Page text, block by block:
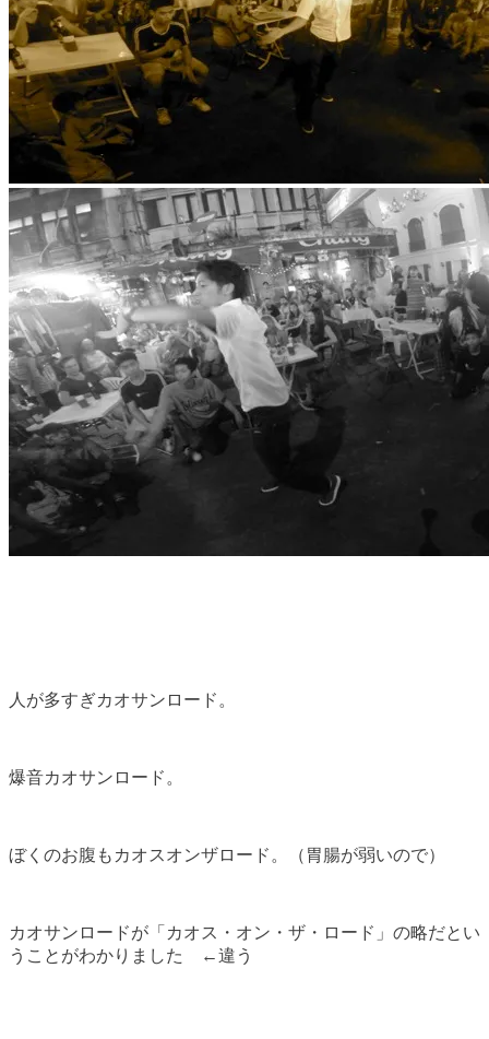
人が多すぎカオサンロード。
爆音カオサンロード。
ぼくのお腹もカオスオンザロード。（胃腸が弱いので）
カオサンロードが「カオス・オン・ザ・ロード」の略だとい
うことがわかりました ←違う